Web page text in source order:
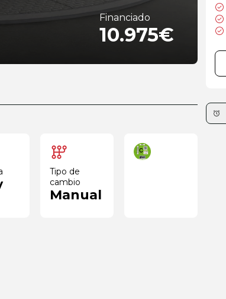
Financiado
10.975€
Tipo de
cambio
Manual